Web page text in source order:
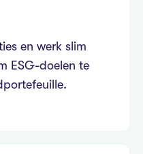
en werk slim
ESG-doelen te